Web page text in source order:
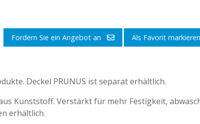
Fordern Sie ein Angebot an Als Favorit markieren
Deckel PRUNUS ist separat erhältlich.
Kunststoff. Verstärkt für mehr Festigkeit,
erhältlich.